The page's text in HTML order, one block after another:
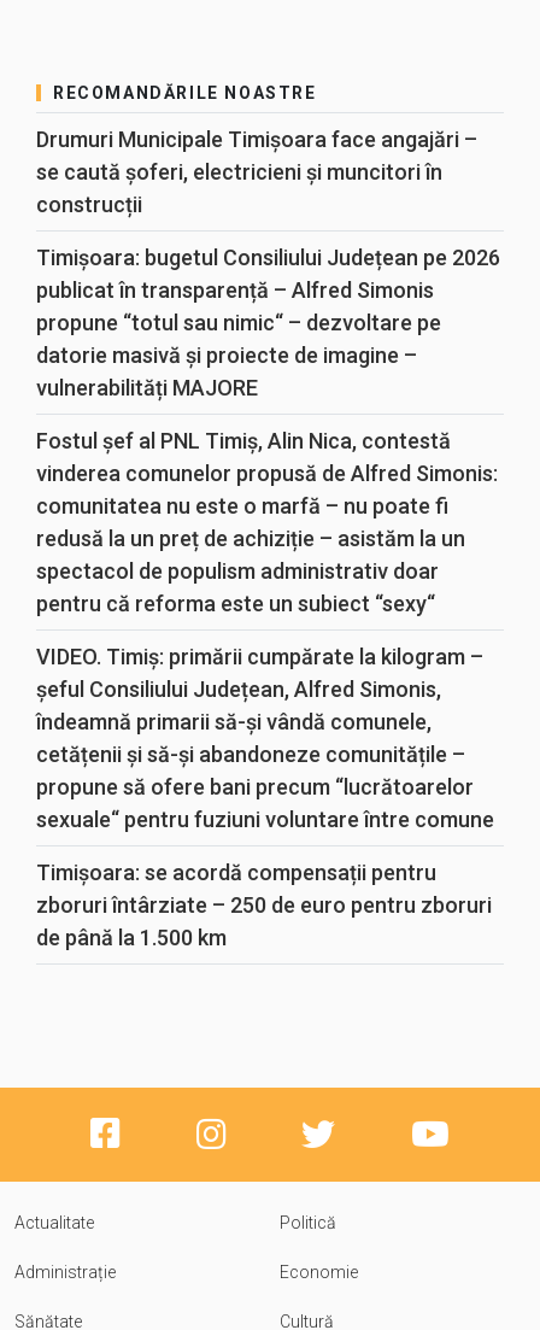
RECOMANDĂRILE NOASTRE
Drumuri Municipale Timișoara face angajări –
se caută șoferi, electricieni și muncitori în
construcții
Timișoara: bugetul Consiliului Județean pe 2026
publicat în transparență – Alfred Simonis
propune “totul sau nimic“ – dezvoltare pe
datorie masivă și proiecte de imagine –
vulnerabilități MAJORE
Fostul șef al PNL Timiș, Alin Nica, contestă
vinderea comunelor propusă de Alfred Simonis:
comunitatea nu este o marfă – nu poate fi
redusă la un preț de achiziție – asistăm la un
spectacol de populism administrativ doar
pentru că reforma este un subiect “sexy“
VIDEO. Timiș: primării cumpărate la kilogram –
șeful Consiliului Județean, Alfred Simonis,
îndeamnă primarii să-și vândă comunele,
cetățenii și să-și abandoneze comunitățile –
propune să ofere bani precum “lucrătoarelor
sexuale“ pentru fuziuni voluntare între comune
Timișoara: se acordă compensații pentru
zboruri întârziate – 250 de euro pentru zboruri
de până la 1.500 km
Actualitate Politică
Administrație Economie
Sănătate Cultură